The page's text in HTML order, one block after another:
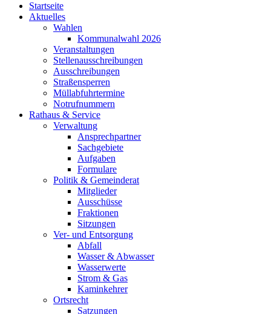
Startseite
Aktuelles
Wahlen
Kommunalwahl 2026
Veranstaltungen
Stellenausschreibungen
Ausschreibungen
Straßensperren
Müllabfuhrtermine
Notrufnummern
Rathaus & Service
Verwaltung
Ansprechpartner
Sachgebiete
Aufgaben
Formulare
Politik & Gemeinderat
Mitglieder
Ausschüsse
Fraktionen
Sitzungen
Ver- und Entsorgung
Abfall
Wasser & Abwasser
Wasserwerte
Strom & Gas
Kaminkehrer
Ortsrecht
Satzungen